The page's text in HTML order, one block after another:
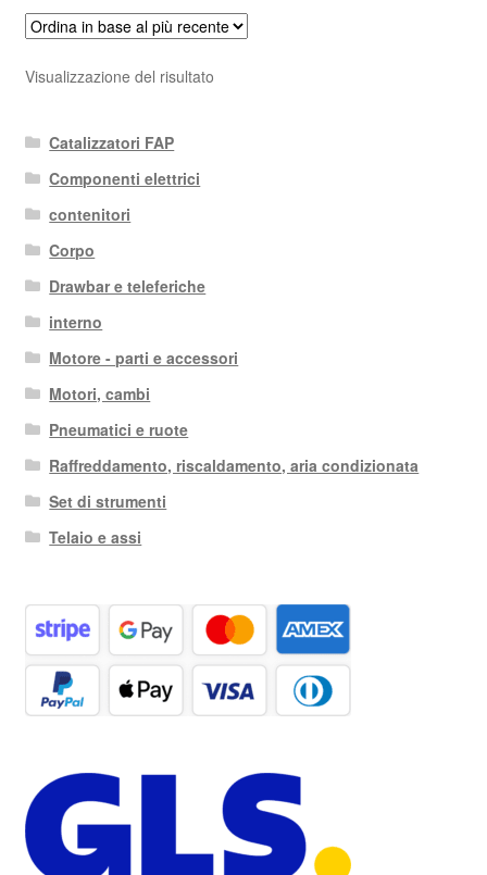
Visualizzazione del risultato
Catalizzatori FAP
Componenti elettrici
contenitori
Corpo
Drawbar e teleferiche
interno
Motore - parti e accessori
Motori, cambi
Pneumatici e ruote
Raffreddamento, riscaldamento, aria condizionata
Set di strumenti
Telaio e assi